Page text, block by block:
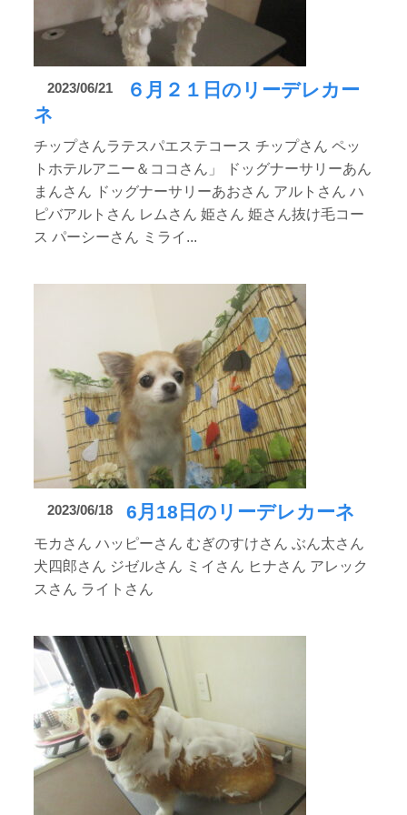
2023/06/21
６月２１日のリーデレカー
ネ
チップさんラテスパエステコース チップさん ペッ
トホテルアニー＆ココさん」 ドッグナーサリーあん
まんさん ドッグナーサリーあおさん アルトさん ハ
ピバアルトさん レムさん 姫さん 姫さん抜け毛コー
ス パーシーさん ミライ...
2023/06/18 6月18日のリーデレカーネ
モカさん ハッピーさん むぎのすけさん ぶん太さん
犬四郎さん ジゼルさん ミイさん ヒナさん アレック
スさん ライトさん